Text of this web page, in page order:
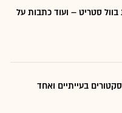
סטריט – ועוד כתבות על
ההשקעות שמסמן 2 סקטורים בעייתיים ואחד